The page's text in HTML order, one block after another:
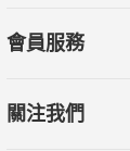
會員服務
關注我們